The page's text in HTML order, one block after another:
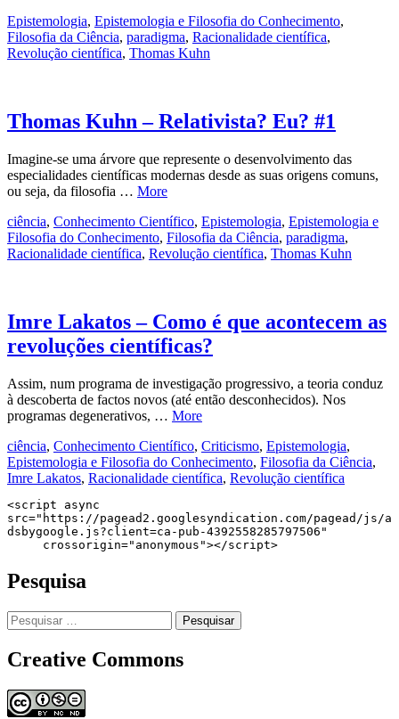
Epistemologia, Epistemologia e Filosofia do Conhecimento,
Filosofia da Ciência, paradigma, Racionalidade científica,
Revolução científica, Thomas Kuhn
Thomas Kuhn – Relativista? Eu? #1
Imagine-se uma árvore que represente o desenvolvimento das
especialidades científicas modernas desde as suas origens comuns,
ou seja, da filosofia … More
ciência, Conhecimento Científico, Epistemologia, Epistemologia e
Filosofia do Conhecimento, Filosofia da Ciência, paradigma,
Racionalidade científica, Revolução científica, Thomas Kuhn
Imre Lakatos – Como é que acontecem as
revoluções científicas?
Assim, num programa de investigação progressivo, a teoria conduz
à descoberta de factos novos (até então desconhecidos). Nos
programas degenerativos, … More
ciência, Conhecimento Científico, Criticismo, Epistemologia,
Epistemologia e Filosofia do Conhecimento, Filosofia da Ciência,
Imre Lakatos, Racionalidade científica, Revolução científica
<script async
src="https://pagead2.googlesyndication.com/pagead/js/a
dsbygoogle.js?client=ca-pub-4392558285797506"
     crossorigin="anonymous"></script>
Pesquisa
Pesquisar
por:
Creative Commons